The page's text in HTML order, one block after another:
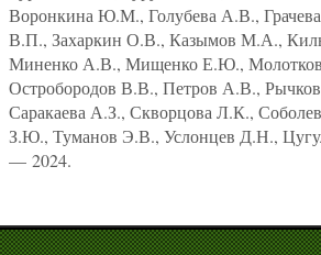
Воронкина Ю.М., Голубева А.В.,
В.П., Захаркин О.В., Казымов М.А.,
Миненко А.В., Мищенко Е.Ю.,
Остробородов В.В., Петров А.В.,
Саракаева А.З., Скворцова Л.К.,
З.Ю., Туманов Э.В., Услонцев Д.Н.,
— 2024.